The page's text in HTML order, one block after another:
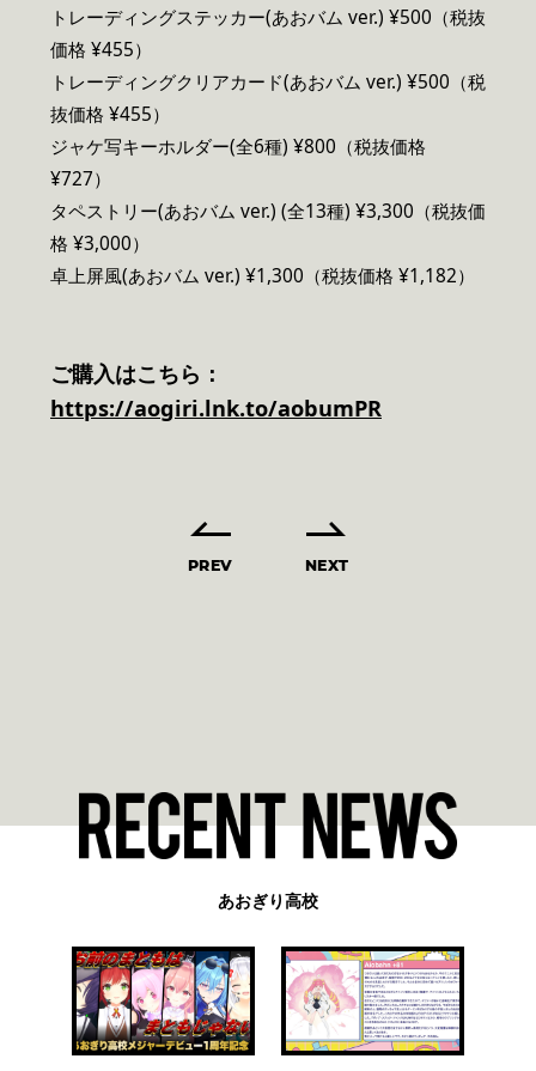
トレーディングステッカー(あおバム ver.) ¥500（税抜
価格 ¥455）
トレーディングクリアカード(あおバム ver.) ¥500（税
抜価格 ¥455）
ジャケ写キーホルダー(全6種) ¥800（税抜価格
¥727）
タペストリー(あおバム ver.) (全13種) ¥3,300（税抜価
格 ¥3,000）
卓上屏風(あおバム ver.) ¥1,300（税抜価格 ¥1,182）
ご購入はこちら：
https://aogiri.lnk.to/aobumPR
PREV NEXT
あおぎり高校